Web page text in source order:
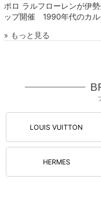
ポロ ラルフローレンが伊
ップ開催 1990年代のカ
» もっと見る
LOUIS VUITTON
HERMES